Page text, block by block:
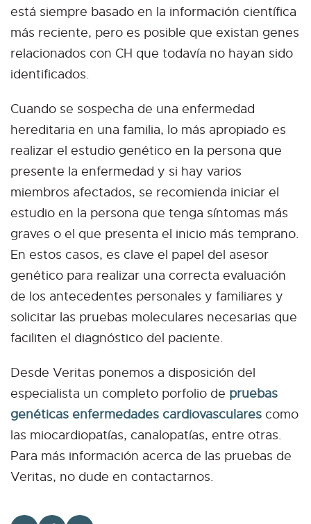
está siempre basado en la información científica
más reciente, pero es posible que existan genes
relacionados con CH que todavía no hayan sido
identificados.
Cuando se sospecha de una enfermedad
hereditaria en una familia, lo más apropiado es
realizar el estudio genético en la persona que
presente la enfermedad y si hay varios
miembros afectados, se recomienda iniciar el
estudio en la persona que tenga síntomas más
graves o el que presenta el inicio más temprano.
En estos casos, es clave el papel del asesor
genético para realizar una correcta evaluación
de los antecedentes personales y familiares y
solicitar las pruebas moleculares necesarias que
faciliten el diagnóstico del paciente.
Desde Veritas ponemos a disposición del
especialista un completo porfolio de pruebas
genéticas enfermedades cardiovasculares como
las miocardiopatías, canalopatías, entre otras.
Para más información acerca de las pruebas de
Veritas, no dude en contactarnos.